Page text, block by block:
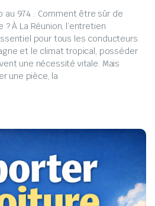
au 974 : Comment être sûr de
À La Réunion, l’entretien
pour tous les conducteurs.
et le climat tropical, posséder
une nécessité vitale. Mais
une pièce, la